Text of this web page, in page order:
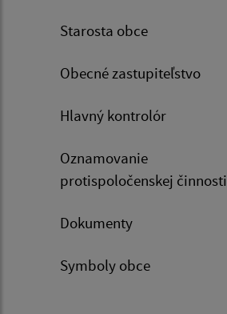
Starosta obce
Obecné zastupiteľstvo
Hlavný kontrolór
Oznamovanie
protispoločenskej činnosti
Dokumenty
Symboly obce